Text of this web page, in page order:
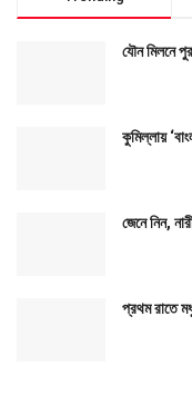
যৌন মিলনে
কুমিল্লায়
জেনে নিন,
প্রথম রাতে